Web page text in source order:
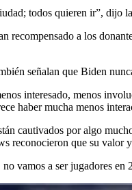
todos quieren ir”, dijo
recompensado a los
señalan que Biden
interesado, menos
haber mucha menos
cautivados por algo
reconocieron que su valor
vamos a ser jugadores